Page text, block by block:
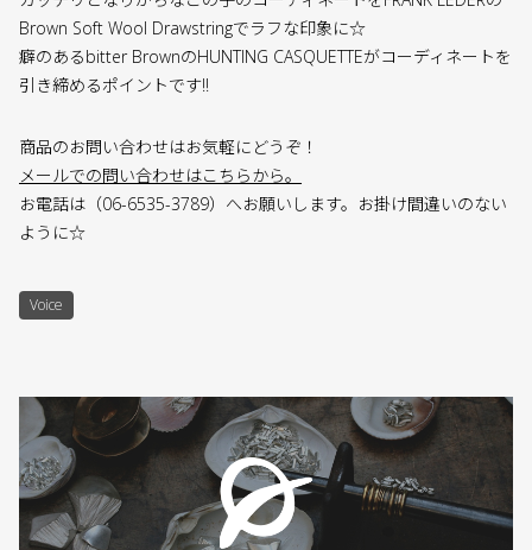
Brown Soft Wool Drawstringでラフな印象に☆
癖のあるbitter BrownのHUNTING CASQUETTEがコーディネートを
引き締めるポイントです!!
商品のお問い合わせはお気軽にどうぞ！
メールでの問い合わせはこちらから。
お電話は（06-6535-3789）へお願いします。お掛け間違いのない
ように☆
Voice